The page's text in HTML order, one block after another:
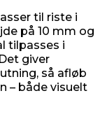
til riste i
på 10 mm og
tilpasses i
giver
så afløb
– både visuelt